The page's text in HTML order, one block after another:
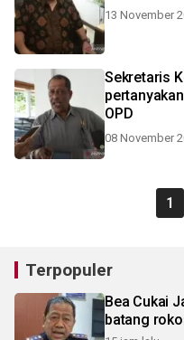
13 November
Sekretaris
OPD
08 November
1
Terpopuler
Bea Cukai
batang